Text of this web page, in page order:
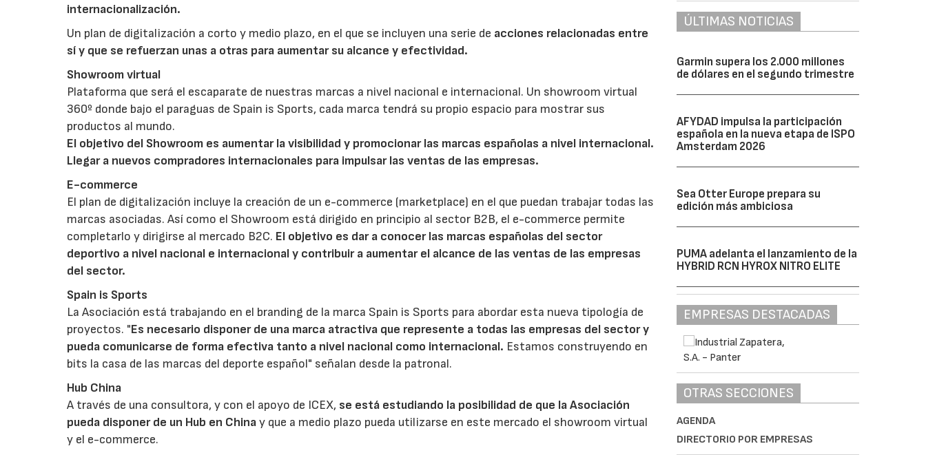
internacionalización.
Un plan de digitalización a corto y medio plazo, en el que se incluyen una serie de acciones relacionadas entre
sí y que se refuerzan unas a otras para aumentar su alcance y efectividad.
Showroom virtual
Plataforma que será el escaparate de nuestras marcas a nivel nacional e internacional. Un showroom virtual
360º donde bajo el paraguas de Spain is Sports, cada marca tendrá su propio espacio para mostrar sus
productos al mundo.
El objetivo del Showroom es aumentar la visibilidad y promocionar las marcas españolas a nivel internacional.
Llegar a nuevos compradores internacionales para impulsar las ventas de las empresas.
E-commerce
El plan de digitalización incluye la creación de un e-commerce (marketplace) en el que puedan trabajar todas las
marcas asociadas. Así como el Showroom está dirigido en principio al sector B2B, el e-commerce permite
completarlo y dirigirse al mercado B2C. El objetivo es dar a conocer las marcas españolas del sector
deportivo a nivel nacional e internacional y contribuir a aumentar el alcance de las ventas de las empresas
del sector.
Spain is Sports
La Asociación está trabajando en el branding de la marca Spain is Sports para abordar esta nueva tipología de
proyectos. "Es necesario disponer de una marca atractiva que represente a todas las empresas del sector y
pueda comunicarse de forma efectiva tanto a nivel nacional como internacional. Estamos construyendo en
bits la casa de las marcas del deporte español" señalan desde la patronal.
Hub China
A través de una consultora, y con el apoyo de ICEX, se está estudiando la posibilidad de que la Asociación
pueda disponer de un Hub en Chinay que a medio plazo pueda utilizarse en este mercado el showroom virtual
y el e-commerce.
ÚLTIMAS NOTICIAS
Garmin supera los 2.000 millones
de dólares en el segundo trimestre
AFYDAD impulsa la participación
española en la nueva etapa de ISPO
Amsterdam 2026
Sea Otter Europe prepara su
edición más ambiciosa
PUMA adelanta el lanzamiento de la
HYBRID RCN HYROX NITRO ELITE
EMPRESAS DESTACADAS
OTRAS SECCIONES
AGENDA
DIRECTORIO POR EMPRESAS